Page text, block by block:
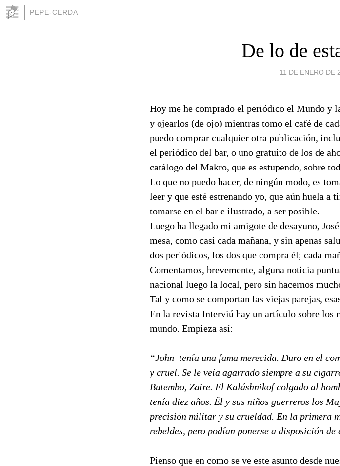
PEPE-CERDA
De lo de
11 DE ENERO DE
Hoy me he comprado el periódico el Mundo y
y ojearlos (de ojo) mientras tomo el café de
puedo comprar cualquier otra publicación,
el periódico del bar, o uno gratuito de los de
catálogo del Makro, que es estupendo, sobre
Lo que no puedo hacer, de ningún modo, es
leer y que esté estrenando yo, que aún huela a
tomarse en el bar e ilustrado, a ser posible.
Luego ha llegado mi amigote de desayuno,
mesa, como casi cada mañana, y sin apenas
dos periódicos, los dos que compra él; cada
Comentamos, brevemente, alguna noticia
nacional luego la local, pero sin hacernos
Tal y como se comportan las viejas parejas,
En la revista Interviú hay un artículo sobre los
mundo. Empieza así:
“John tenía una fama merecida. Duro en el
y cruel. Se le veía agarrado siempre a su
Butembo, Zaire. El Kaláshnikof colgado al
tenía diez años. Ël y sus niños guerreros los
precisión militar y su crueldad. En la primera
rebeldes, pero podían ponerse a disposición
Pienso que en como se ve este asunto desde